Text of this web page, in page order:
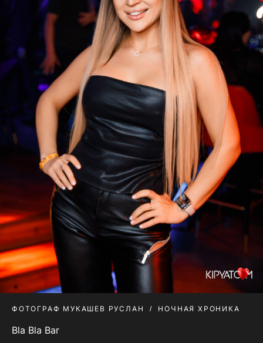
ФОТОГРАФ МУКАШЕВ РУСЛАН НОЧНАЯ ХРОНИКА
Bla Bla Bar